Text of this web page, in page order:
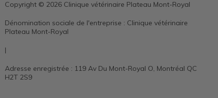
Copyright © 2026 Clinique vétérinaire Plateau Mont-Royal
Dénomination sociale de l'entreprise : Clinique vétérinaire
Plateau Mont-Royal
|
Adresse enregistrée : 119 Av Du Mont-Royal O, Montréal QC
H2T 2S9